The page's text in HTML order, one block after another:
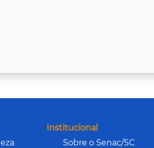
Institucional
Sobre o Senac/SC